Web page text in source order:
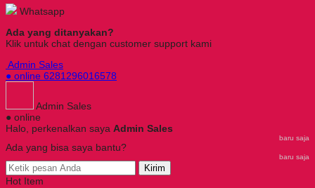
Whatsapp
Ada yang ditanyakan?
Klik untuk chat dengan customer support kami
Admin Sales
● online 6281296016578
Admin Sales
● online
Halo, perkenalkan saya Admin Sales
baru saja
Ada yang bisa saya bantu?
baru saja
Kirim
Hot Item